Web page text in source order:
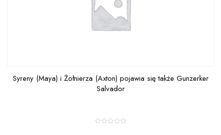
Syreny (Maya) i Żołnierza (Axton) pojawia się także Gunzerker
Salvador